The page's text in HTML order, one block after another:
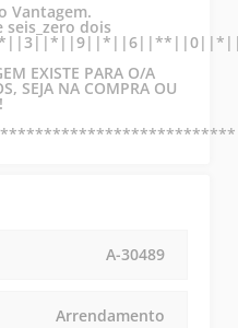
Vantagem.
dois
EXISTE PARA O/A
SEJA NA COMPRA OU
A-30489
Arrendamento